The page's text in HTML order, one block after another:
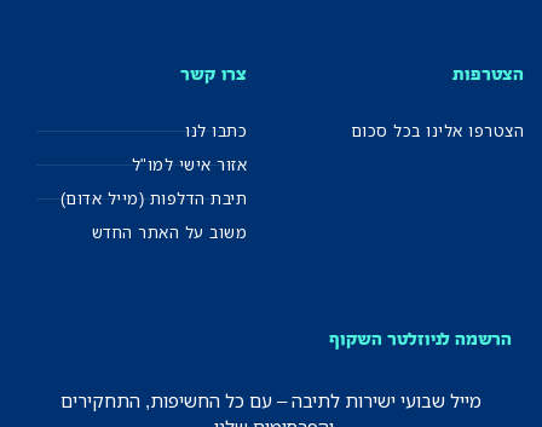
הצטרפות
הצטרפו אלינו בכל סכום
צרו קשר
כתבו לנו
אזור אישי למו"ל
תיבת הדלפות (מייל אדום)
משוב על האתר החדש
הרשמה לניוזלטר השקוף
מייל שבועי ישירות לתיבה – עם כל החשיפות, התחקירים